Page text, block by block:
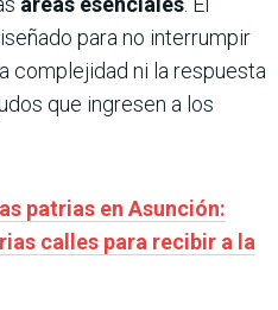
para no interrumpir
complejidad ni la respuesta
que ingresen a los
patrias en Asunción:
calles para recibir a la